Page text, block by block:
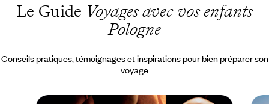
Le Guide Voyages avec vos enfants
Pologne
Conseils pratiques, témoignages et inspirations pour bien préparer son
voyage